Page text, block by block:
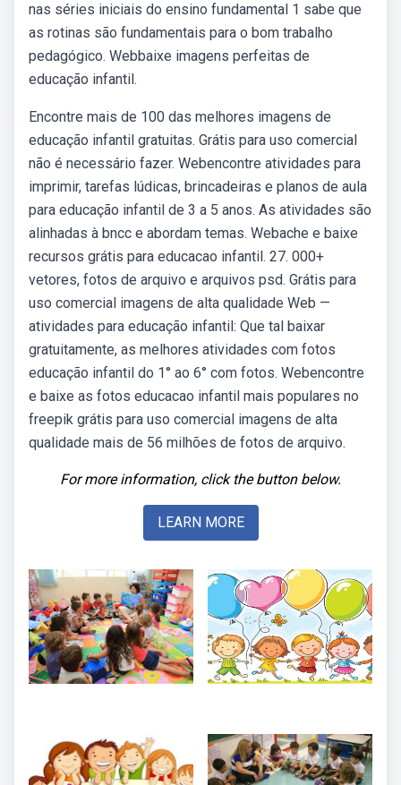
nas séries iniciais do ensino fundamental 1 sabe que
as rotinas são fundamentais para o bom trabalho
pedagógico. Webbaixe imagens perfeitas de
educação infantil.
Encontre mais de 100 das melhores imagens de
educação infantil gratuitas. Grátis para uso comercial
não é necessário fazer. Webencontre atividades para
imprimir, tarefas lúdicas, brincadeiras e planos de aula
para educação infantil de 3 a 5 anos. As atividades são
alinhadas à bncc e abordam temas. Webache e baixe
recursos grátis para educacao infantil. 27. 000+
vetores, fotos de arquivo e arquivos psd. Grátis para
uso comercial imagens de alta qualidade Web —
atividades para educação infantil: Que tal baixar
gratuitamente, as melhores atividades com fotos
educação infantil do 1° ao 6° com fotos. Webencontre
e baixe as fotos educacao infantil mais populares no
freepik grátis para uso comercial imagens de alta
qualidade mais de 56 milhões de fotos de arquivo.
For more information, click the button below.
LEARN MORE